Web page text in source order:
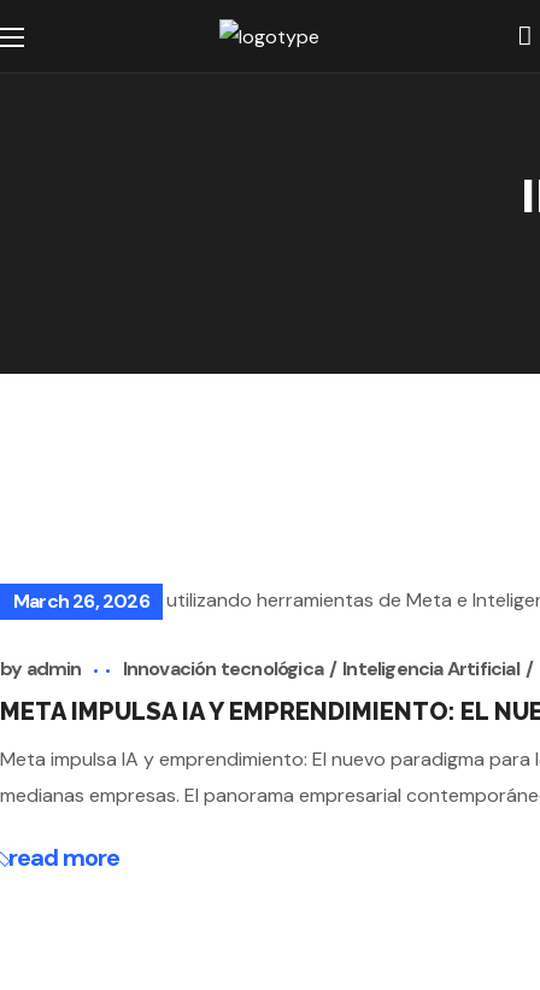
March 26, 2026
by admin Innovación tecnológica Inteligencia Artificial
META IMPULSA IA Y EMPRENDIMIENTO: EL
Meta impulsa IA y emprendimiento: El nuevo paradigma
medianas empresas. El panorama empresarial
read more